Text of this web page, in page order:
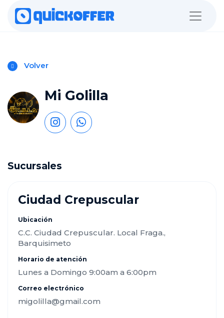
Volver
Mi Golilla
Sucursales
Ciudad Crepuscular
Ubicación
C.C. Ciudad Crepuscular. Local Fraga.,
Barquisimeto
Horario de atención
Lunes a Domingo 9:00am a 6:00pm
Correo electrónico
migolilla@gmail.com